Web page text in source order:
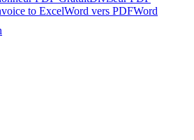
to ExcelWord vers PDFWord